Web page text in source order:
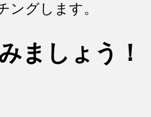
ングします。
ましょう！